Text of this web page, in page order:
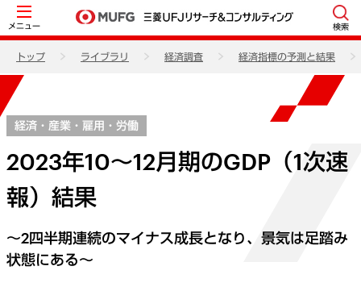
メニュー 検索
トップ ライブラリ 経済調査 経済指標の予測と結果
経済・産業・雇用・労働
2023年10～12月期のGDP（1次速
報）結果
～2四半期連続のマイナス成長となり、景気は足踏み
状態にある～